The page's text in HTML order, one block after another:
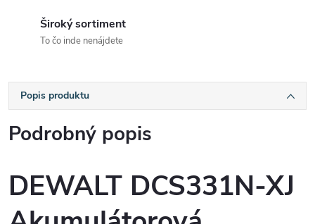
Široký sortiment
To čo inde nenájdete
Popis produktu
Podrobný popis
DEWALT DCS331N-XJ